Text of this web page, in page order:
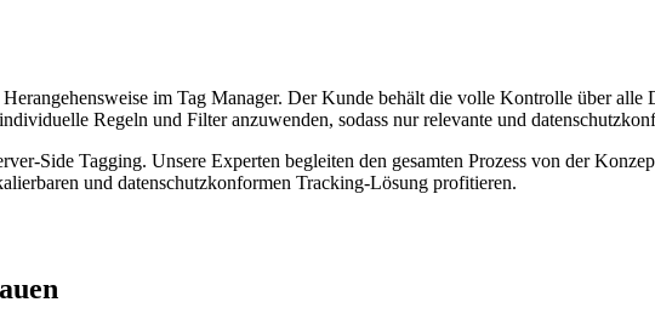
im Tag Manager. Der Kunde behält die volle Kontrolle über alle
Regeln und Filter anzuwenden, sodass nur relevante und
Side Tagging. Unsere Experten begleiten den gesamten Prozess von der
und datenschutzkonformen Tracking-Lösung profitieren.